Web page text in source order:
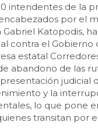
intendentes de la
por el
Gabriel Katopodis,
contra el Gobierno
estatal
abandono de las
judicial
y la
lo que pone
transitan por